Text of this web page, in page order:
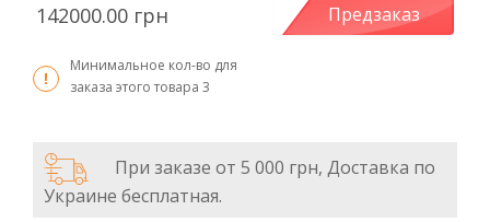
142000.00 грн Предзаказ
Минимальное кол-во для
заказа этого товара 3
При заказе от 5 000 грн, Доставка по
Украине бесплатная.